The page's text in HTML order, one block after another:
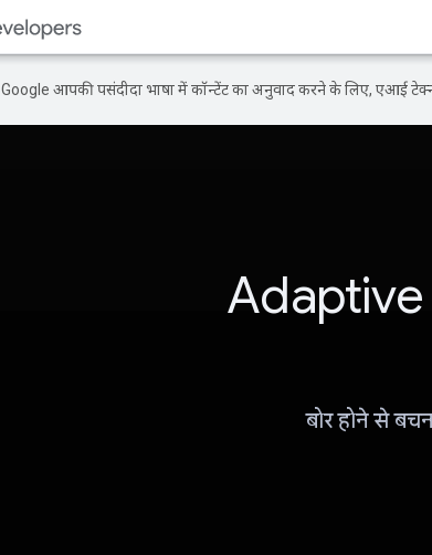
Google आपकी पसंदीदा भाषा में कॉन्टेंट का अनुवाद करने के लिए, एआई
बोर होने से